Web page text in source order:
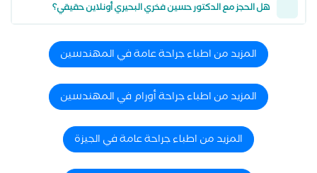
هل الحجز مع الدكتور حسين فخري البحيري أونلاين حقيقي؟
المزيد من اطباء جراحة عامة في المهندسين
المزيد من اطباء جراحة أورام في المهندسين
المزيد من اطباء جراحة عامة في الجيزة